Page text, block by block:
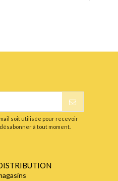
soit utilisée pour recevoir
à tout moment.